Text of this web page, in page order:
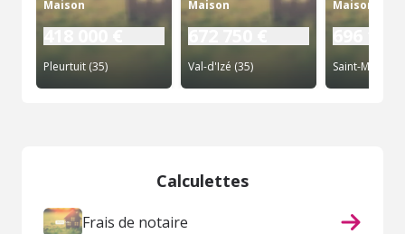
Maison
Pleurtuit (35)
Maison
Val-d'Izé (35)
Maison
Saint-Malo
Calculettes
Frais de notaire